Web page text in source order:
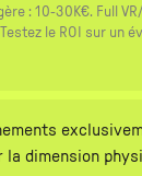
: 10-30K€. Full
le ROI sur un
dimension